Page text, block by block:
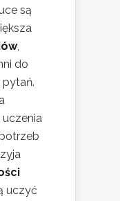
są
,
do
pytań.
uczyć